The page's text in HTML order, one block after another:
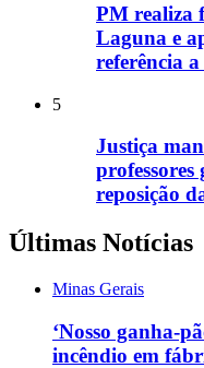
PM realiza
Laguna e
referência a
5
Justiça
professores
reposição
Últimas Notícias
Minas Gerais
‘Nosso ganha-
incêndio em